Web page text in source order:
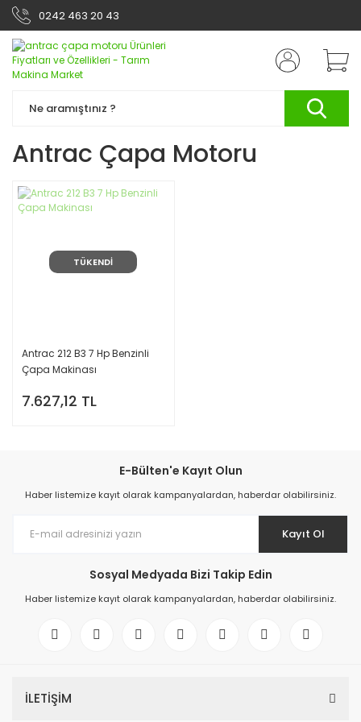
0242 463 20 43
Antrac Çapa Motoru
TÜKENDİ
Antrac 212 B3 7 Hp Benzinli
Çapa Makinası
7.627,12 TL
E-Bülten'e Kayıt Olun
Haber listemize kayıt olarak kampanyalardan, haberdar olabilirsiniz.
Kayıt Ol
Sosyal Medyada Bizi Takip Edin
Haber listemize kayıt olarak kampanyalardan, haberdar olabilirsiniz.
İLETİŞİM